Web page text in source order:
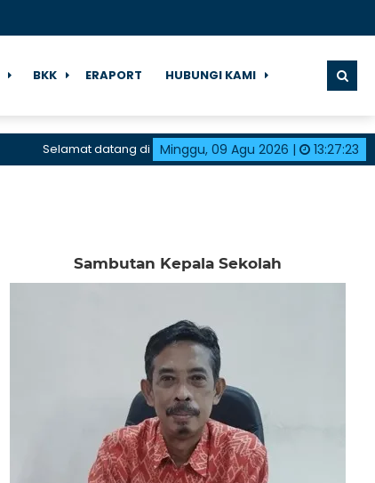
BKK ERAPORT HUBUNGI KAMI
Minggu, 09 Agu 2026 | 13:27:23
Selamat datang di halaman resmi SMK Negeri 1 Karangdadap
Sambutan Kepala Sekolah